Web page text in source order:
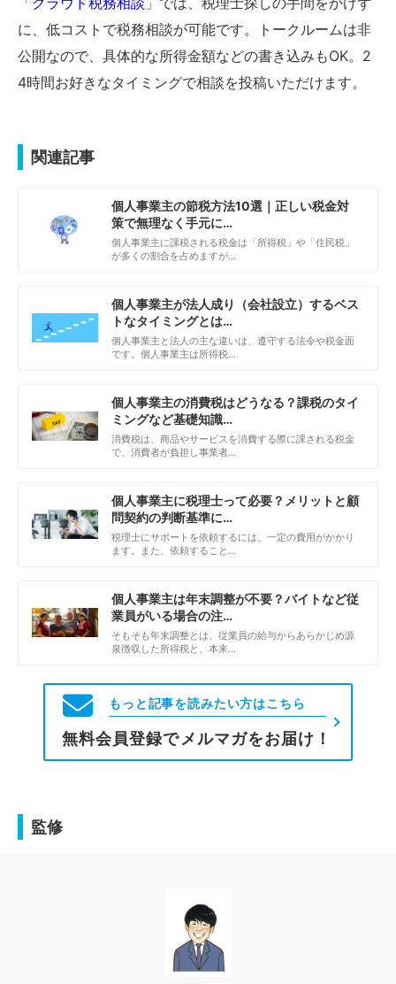
に、低コストで税務相談が可能です。トークルームは非
公開なので、具体的な所得金額などの書き込みもOK。2
4時間お好きなタイミングで相談を投稿いただけます。
関連記事
個人事業主の節税方法10選｜正しい税金対
策で無理なく手元に…
個人事業主に課税される税金は「所得税」や「住民税」
が多くの割合を占めますが…
個人事業主が法人成り（会社設立）するベス
トなタイミングとは…
個人事業主と法人の主な違いは、遵守する法令や税金面
です。個人事業主は所得税…
個人事業主の消費税はどうなる？課税のタイ
ミングなど基礎知識…
消費税は、商品やサービスを消費する際に課される税金
で、消費者が負担し事業者…
個人事業主に税理士って必要？メリットと顧
問契約の判断基準に…
税理士にサポートを依頼するには、一定の費用がかかり
ます。また、依頼すること…
個人事業主は年末調整が不要？バイトなど従
業員がいる場合の注…
そもそも年末調整とは、従業員の給与からあらかじめ源
泉徴収した所得税と、本来…
もっと記事を読みたい方はこちら
無料会員登録でメルマガをお届け！
監修